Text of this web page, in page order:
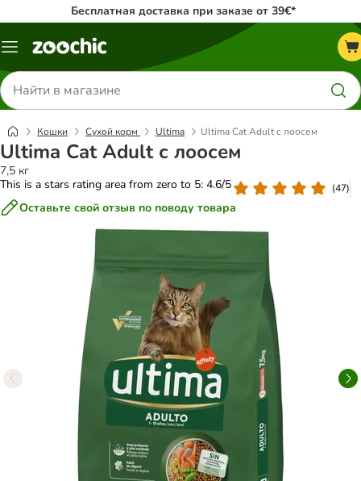
Бесплатная доставка при заказе от 39€*
Каталог
Поиск
товаров
Кошки Сухой корм Ultima Ultima Cat Adult с лоосем
Ultima Cat Adult с лоосем
7,5 кг
This is a stars rating area from zero to 5: 4.6/5
(47)
Оставьте свой отзыв по поводу товара